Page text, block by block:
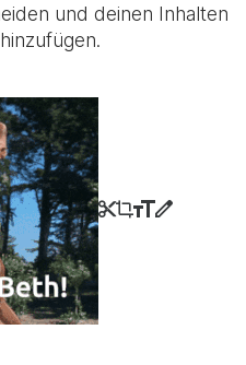
und deinen Inhalten